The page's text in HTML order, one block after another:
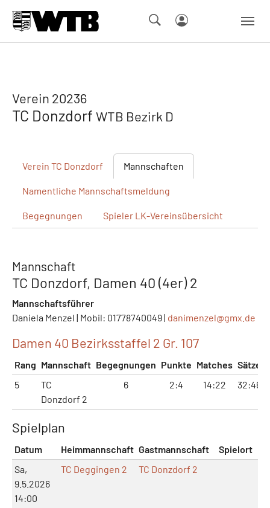
Verein 20236
TC Donzdorf WTB Bezirk D
Verein TC Donzdorf Mannschaften
Namentliche Mannschaftsmeldung
Begegnungen Spieler LK-Vereinsübersicht
Mannschaft
TC Donzdorf, Damen 40 (4er) 2
Mannschaftsführer
Daniela Menzel | Mobil: 01778740049 | danimenzel@gmx.de
Damen 40 Bezirksstaffel 2 Gr. 107
Rang Mannschaft Begegnungen Punkte Matches Sätze
5
TC
Donzdorf 2
6 2:4 14:22 32:46
Spielplan
Datum Heimmannschaft Gastmannschaft Spielort
Sa,
9.5.2026
14:00
TC Deggingen 2 TC Donzdorf 2